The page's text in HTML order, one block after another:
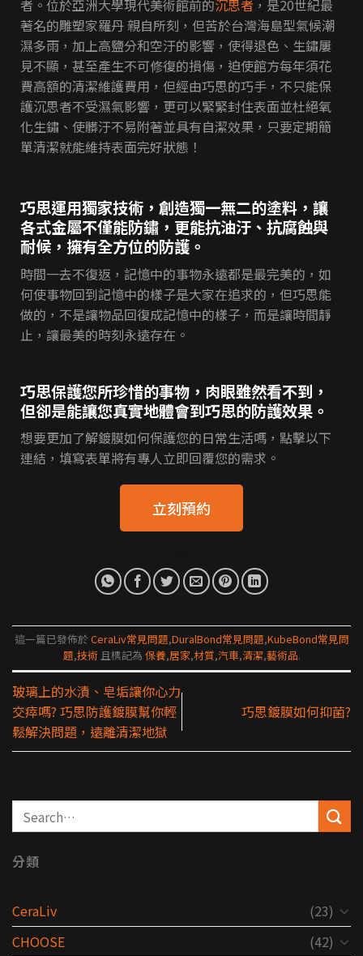
者。位於亞洲大學現代美術館前的沉思者 ，是20世紀最
著名的雕塑家羅丹 親自所刻，但苦於台灣海島型氣候潮
濕多雨，加上高鹽分和空汙的影響，使得退色、生鏽屢
見不顯，甚至產生不可修復的損傷，迫使館方每年須花
費高額的清潔維護費用，但經由巧思的巧手，不只能保
護沉思者不受濕氣影響，更可以緊緊封住表面並杜絕氧
化生鏽、使髒汙不易附著並具有自潔效果，只要定期簡
單清潔就能維持表面完好狀態！
巧思運用獨家技術，創造獨一無二的塗料，讓
各式金屬不僅能防鏽，更能抗油汙、抗腐蝕與
耐候，擁有全方位的防護。
時間一去不復返，記憶中的事物永遠都是最完美的，如
何使事物回到記憶中的樣子是大家在追求的，但巧思能
做的，不是讓物品回復成記憶中的樣子，而是讓時間靜
止，讓最美的時刻永遠存在。
巧思保護您所珍惜的事物，肉眼雖然看不到，
但卻是能讓您真實地體會到巧思的防護效果。
想要更加了解鍍膜如何保護您的日常生活嗎，點擊以下
連結，填寫表單將有專人立即回覆您的需求。
立刻預約
這一篇已發佈於 CeraLiv常見問題,DuralBond常見問題,KubeBond常見問
題,技術且標記為 保養,居家,材質,汽車,清潔,藝術品.
玻璃上的水漬、皂垢讓你心力
交瘁嗎? 巧思防護鍍膜幫你輕
鬆解決問題，遠離清潔地獄
巧思鍍膜如何抑菌?
分類
CeraLiv
(23)
CHOOSE
(42)